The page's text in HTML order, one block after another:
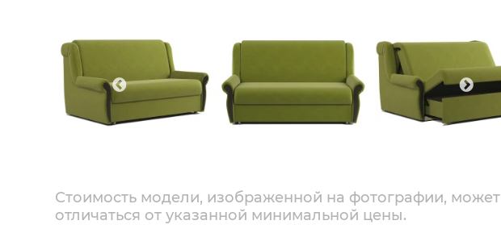
Стоимость модели, изображенной на фотографии, может
отличаться от указанной минимальной цены.